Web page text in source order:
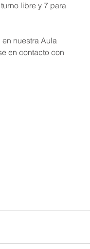
libre y 7 para
nuestra Aula
en contacto con